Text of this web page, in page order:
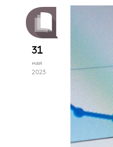
31
мая
2023